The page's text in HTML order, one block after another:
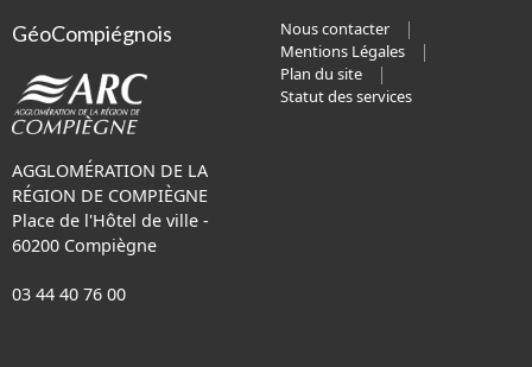
GéoCompiégnois
AGGLOMÉRATION DE LA
RÉGION DE COMPIÈGNE
Place de l'Hôtel de ville -
60200 Compiègne
03 44 40 76 00
Nous contacter
Mentions Légales
Plan du site
Statut des services